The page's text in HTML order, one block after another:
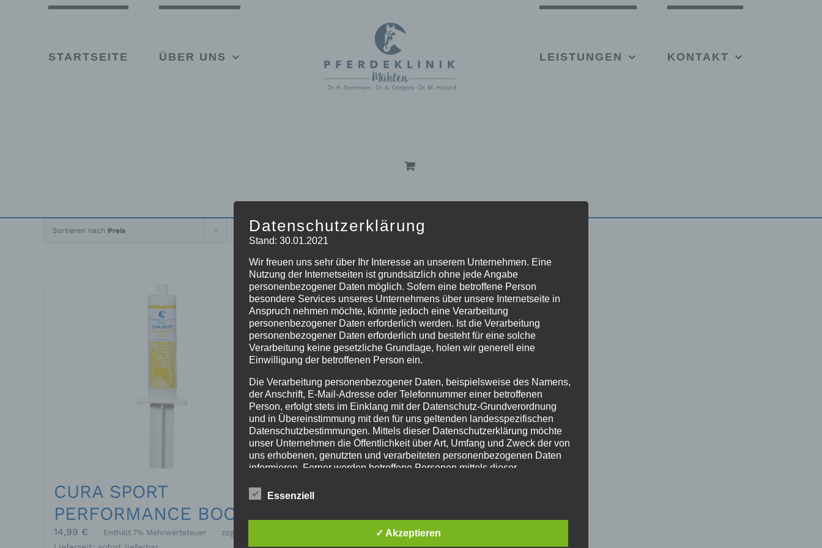
STARTSEITE ÜBER UNS LEISTUNGEN KONTAKT
Sortieren nach Preis Zeige16 Produkte
CURA SPORT
PERFORMANCE BOOST
14,99 € Enthält 7% Mehrwertsteuer zzgl.
Datenschutzerklärung
Stand: 30.01.2021
Wir freuen uns sehr über Ihr Interesse an unserem Unternehmen. Eine
Nutzung der Internetseiten ist grundsätzlich ohne jede Angabe
personenbezogener Daten möglich. Sofern eine betroffene Person
besondere Services unseres Unternehmens über unsere Internetseite in
Anspruch nehmen möchte, könnte jedoch eine Verarbeitung
personenbezogener Daten erforderlich werden. Ist die Verarbeitung
personenbezogener Daten erforderlich und besteht für eine solche
Verarbeitung keine gesetzliche Grundlage, holen wir generell eine
Einwilligung der betroffenen Person ein.
Die Verarbeitung personenbezogener Daten, beispielsweise des Namens,
der Anschrift, E-Mail-Adresse oder Telefonnummer einer betroffenen
Person, erfolgt stets im Einklang mit der Datenschutz-Grundverordnung
und in Übereinstimmung mit den für uns geltenden landesspezifischen
Datenschutzbestimmungen. Mittels dieser Datenschutzerklärung möchte
unser Unternehmen die Öffentlichkeit über Art, Umfang und Zweck der von
uns erhobenen, genutzten und verarbeiteten personenbezogenen Daten
informieren. Ferner werden betroffene Personen mittels dieser
Wir haben als für die Verarbeitung Verantwortlicher zahlreiche technische
personenbezogenen Daten sicherzustellen. Dennoch können
Essenziell
✓ Akzeptieren